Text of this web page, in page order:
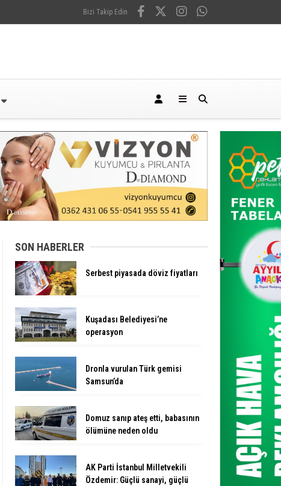
Bizi Takip Edin
SON HABERLER
Serbest piyasada döviz fiyatları
Kuşadası Belediyesi’ne
operasyon
Dronla vurulan Türk gemisi
Samsun’da
Domuz sanıp ateş etti, babasının
ölümüne neden oldu
AK Parti İstanbul Milletvekili
Özdemir: Güçlü sanayi, güçlü